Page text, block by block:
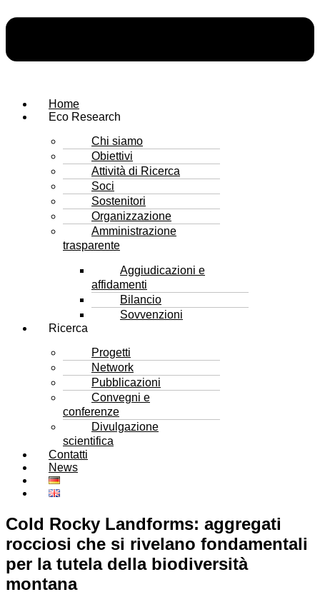
Home
Eco Research
Chi siamo
Obiettivi
Attività di Ricerca
Soci
Sostenitori
Organizzazione
Amministrazione
trasparente
Aggiudicazioni e
affidamenti
Bilancio
Sovvenzioni
Ricerca
Progetti
Network
Pubblicazioni
Convegni e
conferenze
Divulgazione
scientifica
Contatti
News
Cold Rocky Landforms: aggregati
rocciosi che si rivelano fondamentali
per la tutela della biodiversità
montana